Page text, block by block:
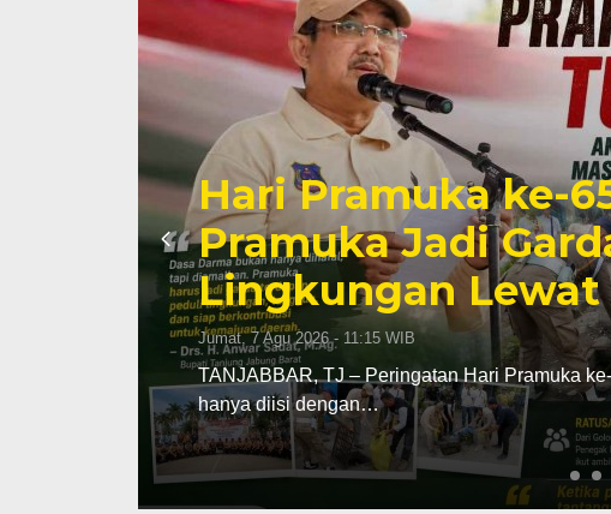
Hari Pramuka ke-
Pramuka Jadi
Lingkungan Lewat
Jumat, 7 Agu 2026 - 11:15 WIB
TANJABBAR, TJ – Peringatan Hari Pramuka
hanya diisi dengan…